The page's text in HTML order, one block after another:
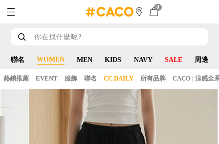
0
聯名 WOMEN MEN KIDS NAVY SALE 周邊
熱銷推薦 EVENT 服飾 聯名 CC.DAILY 所有品牌 CACO | 涼感全